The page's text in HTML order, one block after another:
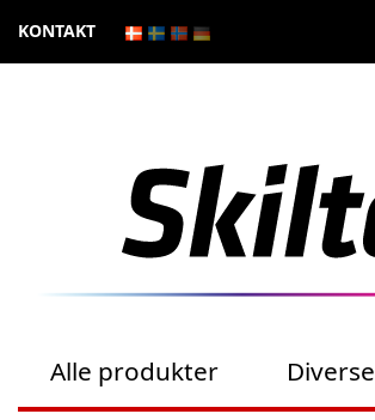
KONTAKT
Alle produkter Diverse